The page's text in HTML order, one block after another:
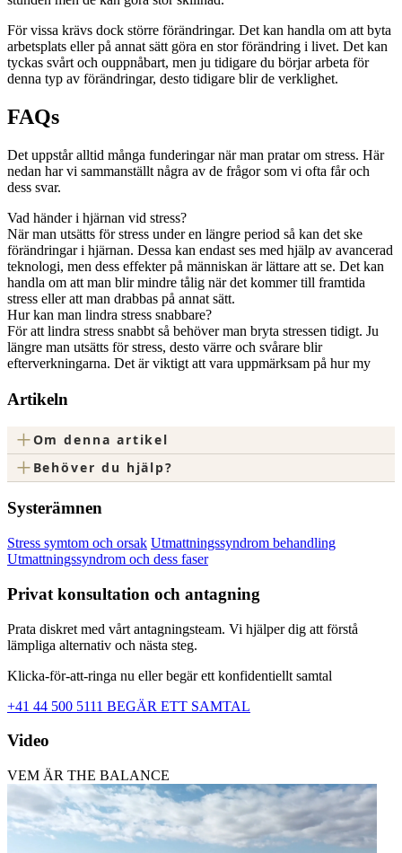
För vissa krävs dock större förändringar. Det kan handla om att byta
arbetsplats eller på annat sätt göra en stor förändring i livet. Det kan
tyckas svårt och ouppnåbart, men ju tidigare du börjar arbeta för
denna typ av förändringar, desto tidigare blir de verklighet.
FAQs
Det uppstår alltid många funderingar när man pratar om stress. Här
nedan har vi sammanställt några av de frågor som vi ofta får och
dess svar.
Vad händer i hjärnan vid stress?
När man utsätts för stress under en längre period så kan det ske
förändringar i hjärnan. Dessa kan endast ses med hjälp av avancerad
teknologi, men dess effekter på människan är lättare att se. Det kan
handla om att man blir mindre tålig när det kommer till framtida
stress eller att man drabbas på annat sätt.
Hur kan man lindra stress snabbare?
För att lindra stress snabbt så behöver man bryta stressen tidigt. Ju
längre man utsätts för stress, desto värre och svårare blir
efterverkningarna. Det är viktigt att vara uppmärksam på hur my
Artikeln
+Om denna artikel
+ Behöver du hjälp?
Systerämnen
Stress symtom och orsak Utmattningssyndrom behandling
Utmattningssyndrom och dess faser
Privat konsultation och antagning
Prata diskret med vårt antagningsteam. Vi hjälper dig att förstå
lämpliga alternativ och nästa steg.
Klicka-för-att-ringa nu eller begär ett konfidentiellt samtal
+41 44 500 5111 BEGÄR ETT SAMTAL
Video
VEM ÄR THE BALANCE